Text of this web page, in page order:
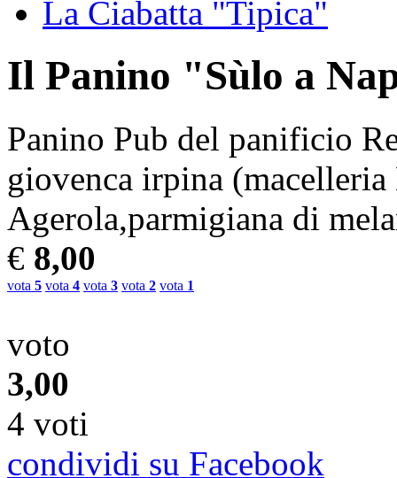
La Ciabatta "Tipica"
Il Panino "Sùlo a
Panino Pub del panificio
giovenca irpina
Agerola,parmigiana di
€ 8,00
vota 5 vota 4 vota 3 vota 2 vota 1
voto
3,00
4 voti
condividi su Facebook